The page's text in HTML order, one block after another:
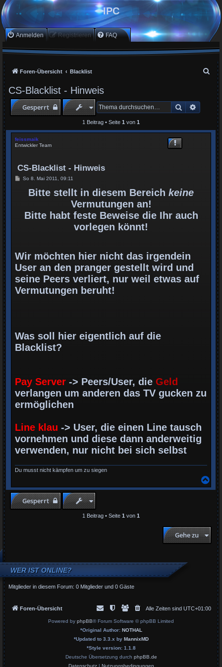
IPC
Anmelden Registrieren FAQ
Foren-Übersicht Blacklist
CS-Blacklist - Hinweis
Gesperrt Suche
1 Beitrag • Seite 1 von 1
feissmaik
Entwickler Team
CS-Blacklist - Hinweis
BSo 8. Mai 2011, 09:11
Bitte stellt in diesem Bereich keine
Vermutungen an!
Bitte habt feste Beweise die Ihr auch
vorlegen könnt!
Wir möchten hier nicht das irgendein
User an den pranger gestellt wird und
seine Peers verliert, nur weil etwas auf
Vermutungen beruht!
Was soll hier eigentlich auf die
Blacklist?
Pay Server -> Peers/User, die Geld
verlangen um anderen das TV gucken zu
ermöglichen
Line klau -> User, die einen Line tausch
vornehmen und diese dann anderweitig
verwenden, nur nicht bei sich selbst
Du musst nicht kämpfen um zu siegen
c
Gesperrt
1 Beitrag • Seite 1 von 1
Gehe zu
WER IST ONLINE?
Mitglieder in diesem Forum: 0 Mitglieder und 0 Gäste
Foren-Übersicht Alle Zeiten sind UTC+01:00
Powered by phpBB® Forum Software © phpBB Limited
*Original Author: NOTHAL
*Updated to 3.3.x by MannixMD
*Style version: 1.1.8
Deutsche Übersetzung durch phpBB.de
Datenschutz| Nutzungsbedingungen